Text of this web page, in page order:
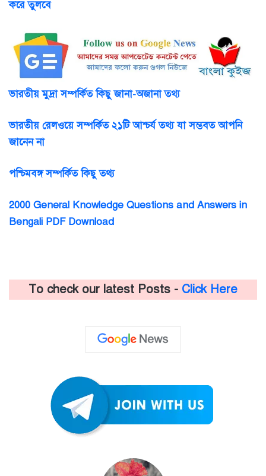
করে তুলবে
ভারতীয় মুদ্রা সম্পর্কিত কিছু জানা-অজানা তথ্য
ভারতীয় রেলওয়ে সম্পর্কিত ২১টি আশ্চর্য তথ্য যা সম্ভবত আপনি
জানেন না
পশ্চিমবঙ্গ সম্পর্কিত কিছু তথ্য
2000 General Knowledge Questions and Answers in
Bengali PDF Download
To check our latest Posts - Click Here